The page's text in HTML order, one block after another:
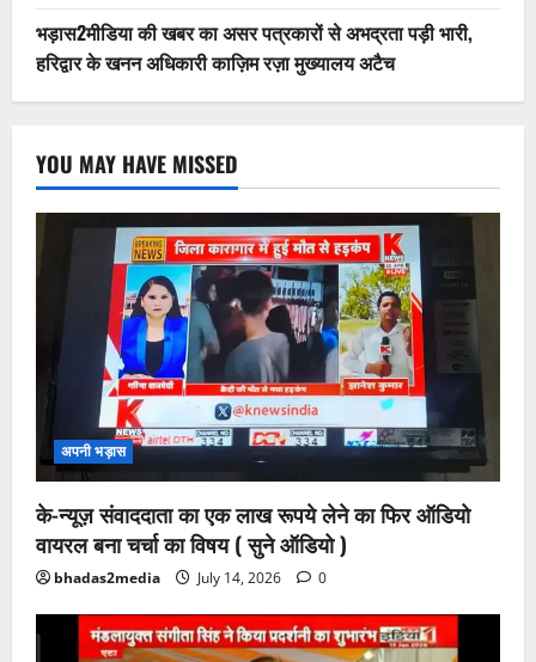
भड़ास2मीडिया की खबर का असर पत्रकारों से अभद्रता पड़ी भारी,
हरिद्वार के खनन अधिकारी काज़िम रज़ा मुख्यालय अटैच
YOU MAY HAVE MISSED
अपनी भड़ास
के-न्यूज़ संवाददाता का एक लाख रूपये लेने का फिर ऑडियो
वायरल बना चर्चा का विषय ( सुने ऑडियो )
bhadas2media July 14, 2026 0